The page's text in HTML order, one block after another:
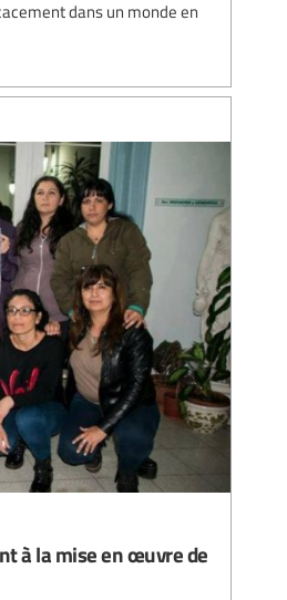
dans un monde en
à la mise en œuvre de